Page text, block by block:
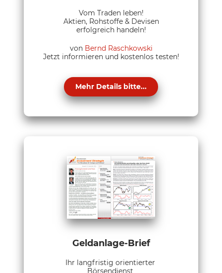
Vom Traden leben!
Aktien, Rohstoffe & Devisen
erfolgreich handeln!
von Bernd Raschkowski
Jetzt informieren und kostenlos testen!
Mehr Details bitte...
Geldanlage-Brief
Ihr langfristig orientierter
Börsendienst